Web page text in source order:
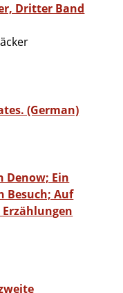
Dritter Band
(German)
Denow; Ein
Besuch; Auf